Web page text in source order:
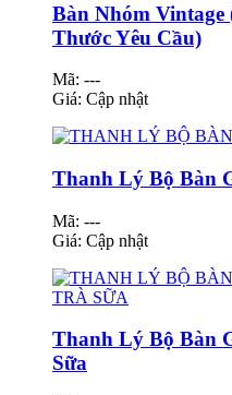
Bàn Nhóm
Thước Yêu Cầu)
Mã: ---
Giá: Cập nhật
Thanh Lý Bộ Bàn
Mã: ---
Giá: Cập nhật
Thanh Lý Bộ Bàn
Sữa